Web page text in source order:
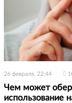
26 февраля, 22:44
Чем может
использование